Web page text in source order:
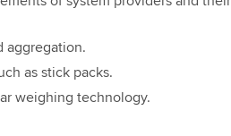
aggregation.
as stick packs.
weighing technology.